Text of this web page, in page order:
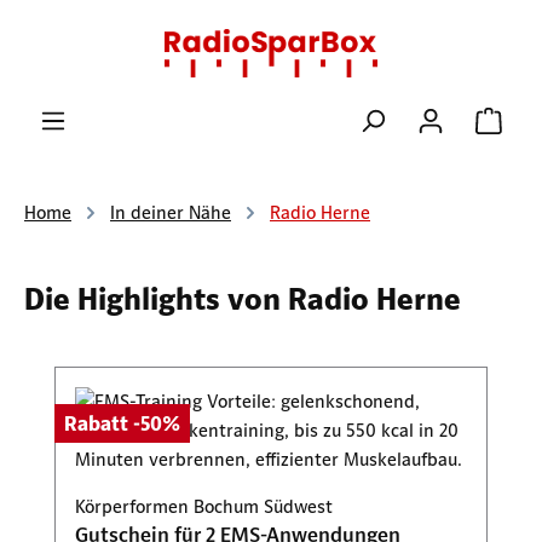
Zum Hauptinhalt springen
Home In deiner Nähe Radio Herne
Die Highlights von Radio Herne
Rabatt -50%
Körperformen Bochum Südwest
Gutschein für 2 EMS-Anwendungen